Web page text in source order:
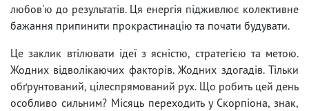
любов'ю до результатів. Ця енергія підживлює колективне
бажання припинити прокрастинацію та почати будувати.
Це заклик втілювати ідеї з ясністю, стратегією та метою.
Жодних відволікаючих факторів. Жодних здогадів. Тільки
обґрунтований, цілеспрямований рух. Що робить цей день
особливо сильним? Місяць переходить у Скорпіона, знак,